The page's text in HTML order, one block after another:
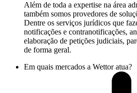
Além de toda a expertise na área
também somos provedores de
Dentre os serviços jurídicos que
notificações e contranotificações,
elaboração de petições judiciais,
de forma geral.
Em quais mercados a Wettor atua?